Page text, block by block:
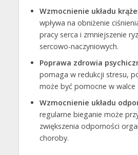
Wzmocnienie układu
wpływa na obniżenie
pracy serca i zmniejszenie
sercowo-naczyniowych.
Poprawa zdrowia
pomaga w redukcji stresu,
może być pomocne w walce
Wzmocnienie układu
regularne bieganie może
zwiększenia odporności
choroby.